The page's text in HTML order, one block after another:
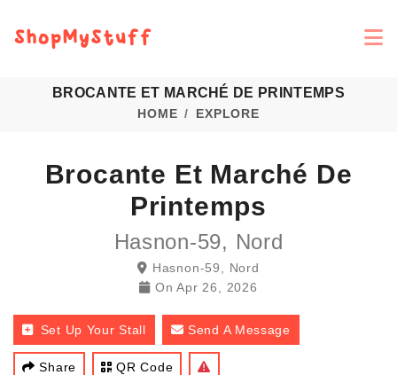
BROCANTE ET MARCHÉ DE PRINTEMPS
HOME EXPLORE
Brocante Et Marché De
Printemps
Hasnon-59, Nord
Hasnon-59, Nord
On Apr 26, 2026
Set Up Your Stall Send A Message
Share QR Code